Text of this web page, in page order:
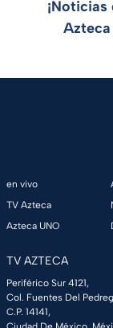
en vivo
TV Azteca
Azteca UNO
TV AZTECA
Periférico Sur 4121,
Col. Fuentes Del
C.P. 14141,